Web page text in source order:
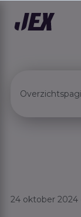
24 oktober 2024